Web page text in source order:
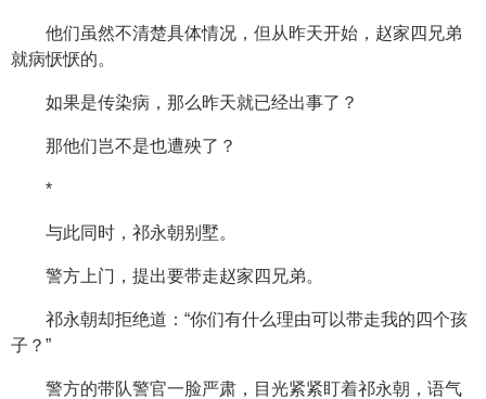
他们虽然不清楚具体情况，但从昨天开始，赵家四兄弟
就病恹恹的。
如果是传染病，那么昨天就已经出事了？
那他们岂不是也遭殃了？
*
与此同时，祁永朝别墅。
警方上门，提出要带走赵家四兄弟。
祁永朝却拒绝道：“你们有什么理由可以带走我的四个孩
子？”
警方的带队警官一脸严肃，目光紧紧盯着祁永朝，语气